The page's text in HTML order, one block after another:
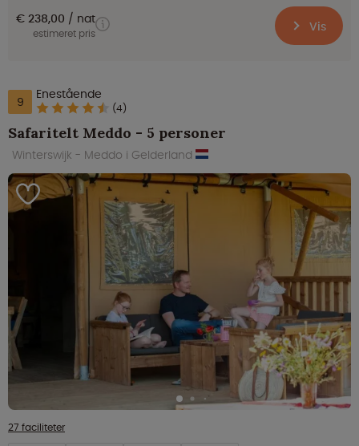
€ 238,00 nat
estimeret pris Vis
9 Enestående
(4)
Safaritelt Meddo - 5 personer
Winterswijk - Meddo i Gelderland
27 faciliteter